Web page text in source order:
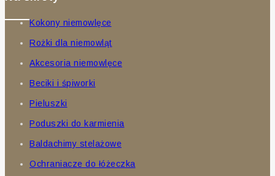
Kokony niemowlęce
Rożki dla niemowląt
Akcesoria niemowlęce
Beciki i śpiworki
Pieluszki
Poduszki do karmienia
Baldachimy stelażowe
Ochraniacze do łóżeczka